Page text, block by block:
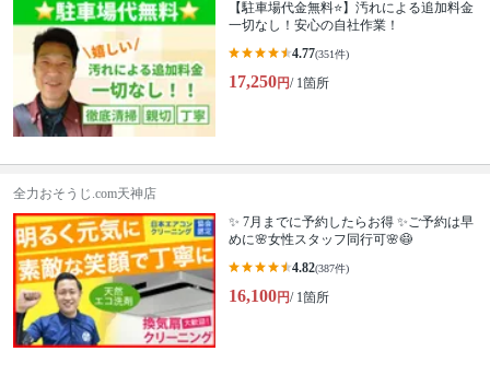
【駐車場代金無料⭐️】汚れによる追加料金
一切なし！安心の自社作業！
4.77(351件)
17,250円/ 1箇所
全力おそうじ.com天神店
✨ 7月までに予約したらお得 ✨ご予約は早
めに🌸女性スタッフ同行可🌸😷
4.82(387件)
16,100円/ 1箇所